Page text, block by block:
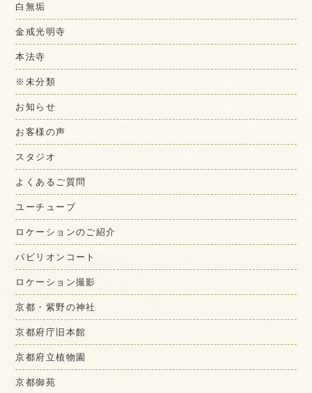
白無垢
金戒光明寺
本法寺
※未分類
お知らせ
お客様の声
スタジオ
よくあるご質問
ユーチューブ
ロケーションのご紹介
パビリオンコート
ロケーション撮影
京都・紫野の神社
京都府庁旧本館
京都府立植物園
京都御苑